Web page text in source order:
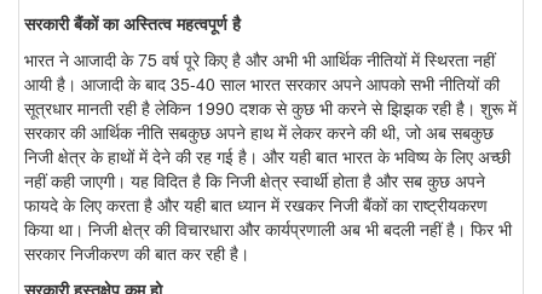
सरकारी बैंकों का अस्तित्व महत्वपूर्ण है
भारत ने आजादी के 75 वर्ष पूरे किए है और अभी भी आर्थिक नीतियों में स्थिरता नहीं
आयी है। आजादी के बाद 35-40 साल भारत सरकार अपने आपको सभी नीतियों की
सूत्रधार मानती रही है लेकिन 1990 दशक से कुछ भी करने से झिझक रही है। शुरू में
सरकार की आर्थिक नीति सबकुछ अपने हाथ में लेकर करने की थी, जो अब सबकुछ
निजी क्षेत्र के हाथों में देने की रह गई है। और यही बात भारत के भविष्य के लिए अच्छी
नहीं कही जाएगी। यह विदित है कि निजी क्षेत्र स्वार्थी होता है और सब कुछ अपने
फायदे के लिए करता है और यही बात ध्यान में रखकर निजी बैंकों का राष्ट्रीयकरण
किया था। निजी क्षेत्र की विचारधारा और कार्यप्रणाली अब भी बदली नहीं है। फिर भी
सरकार निजीकरण की बात कर रही है।
सरकारी हस्तक्षेप कम हो